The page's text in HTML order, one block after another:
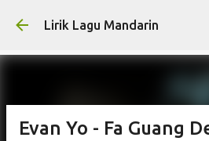
Skip to main
Lirik Lagu Mandarin
Evan Yo - Fa Guang